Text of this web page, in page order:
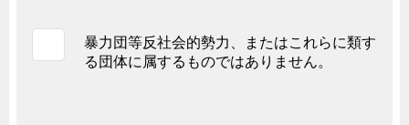
暴力団等反社会的勢力、またはこれらに類す
る団体に属するものではありません。